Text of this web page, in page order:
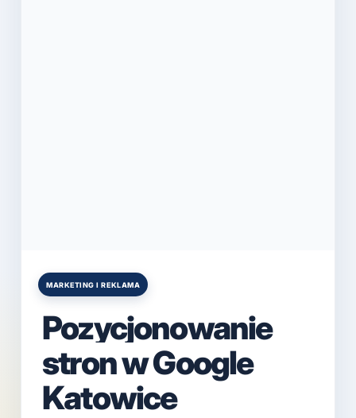
Posted
MARKETING I REKLAMA
Pozycjonowanie
stron w Google
Katowice